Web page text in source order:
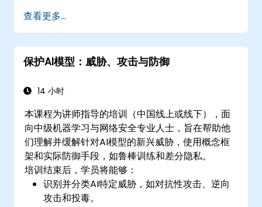
查看更多...
保护AI模型：威胁、攻击与防御
14 小时
本课程为讲师指导的培训（中国线上或线下），面
向中级机器学习与网络安全专业人士，旨在帮助他
们理解并缓解针对AI模型的新兴威胁，使用概念框
架和实际防御手段，如鲁棒训练和差分隐私。
培训结束后，学员将能够：
识别并分类AI特定威胁，如对抗性攻击、逆向
攻击和投毒。